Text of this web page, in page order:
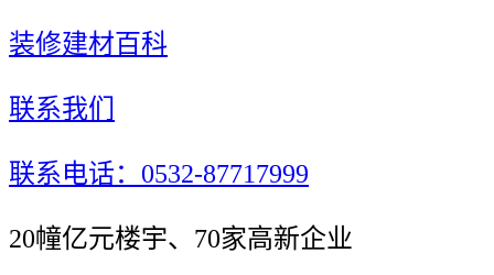
装修建材百科
联系我们
联系电话：0532-87717999
20幢亿元楼宇、70家高新企业